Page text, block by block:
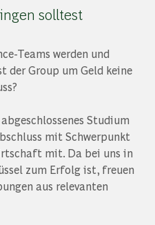
solltest
Teams werden und
der Group um Geld keine
Studium
mit Schwerpunkt
mit. Da bei uns in
zum Erfolg ist, freuen
aus relevanten